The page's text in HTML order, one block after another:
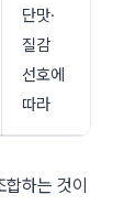
단맛·
질감
선호에
따라
하는 것이